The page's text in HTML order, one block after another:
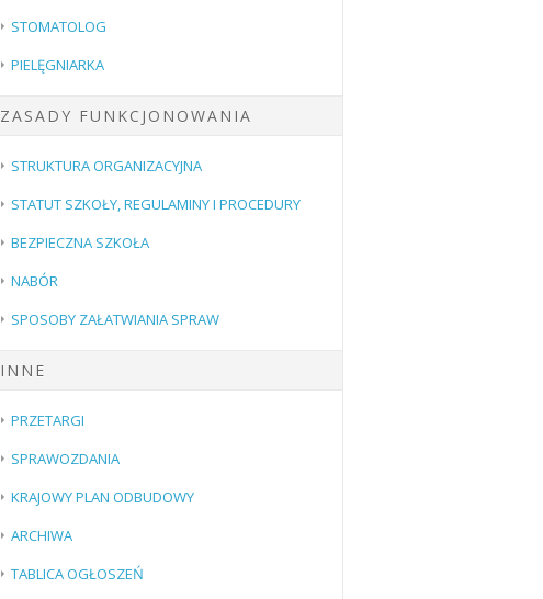
STOMATOLOG
PIELĘGNIARKA
ZASADY FUNKCJONOWANIA
STRUKTURA ORGANIZACYJNA
STATUT SZKOŁY, REGULAMINY I PROCEDURY
BEZPIECZNA SZKOŁA
NABÓR
SPOSOBY ZAŁATWIANIA SPRAW
INNE
PRZETARGI
SPRAWOZDANIA
KRAJOWY PLAN ODBUDOWY
ARCHIWA
TABLICA OGŁOSZEŃ